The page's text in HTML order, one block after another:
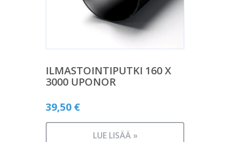
ILMASTOINTIPUTKI 160 X
3000 UPONOR
39,50 €
LUE LISÄÄ »